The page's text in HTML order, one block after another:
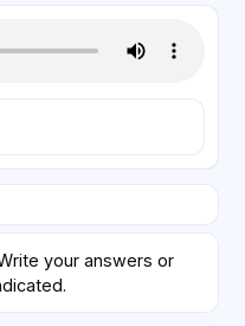
your answers or